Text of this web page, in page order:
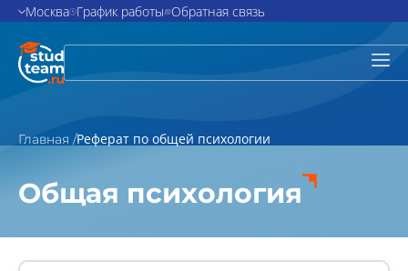
Москва График работы Обратная связь
Главная /Реферат по общей психологии
Общая психология